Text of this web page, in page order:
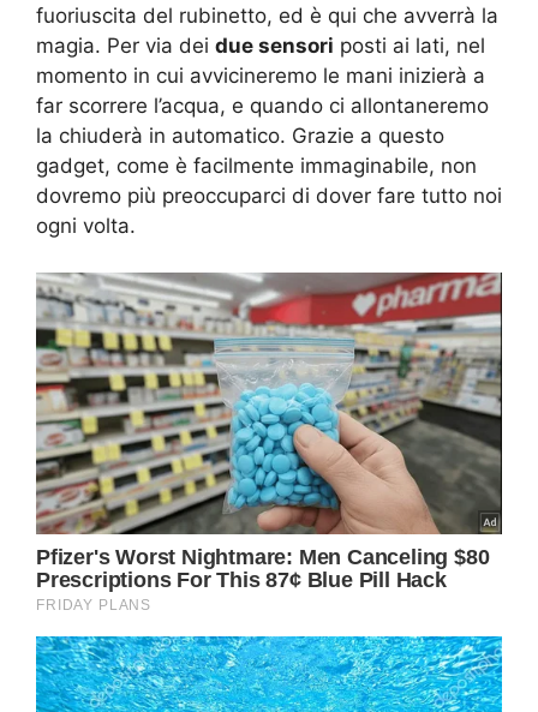
fuoriuscita del rubinetto, ed è qui che avverrà la
magia. Per via dei due sensori posti ai lati, nel
momento in cui avvicineremo le mani inizierà a
far scorrere l’acqua, e quando ci allontaneremo
la chiuderà in automatico. Grazie a questo
gadget, come è facilmente immaginabile, non
dovremo più preoccuparci di dover fare tutto noi
ogni volta.